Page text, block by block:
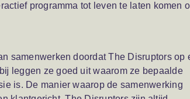
programma tot leven te laten komen
samenwerken doordat The Disruptors op
leggen ze goed uit waarom ze bepaalde
is. De manier waarop de samenwerking